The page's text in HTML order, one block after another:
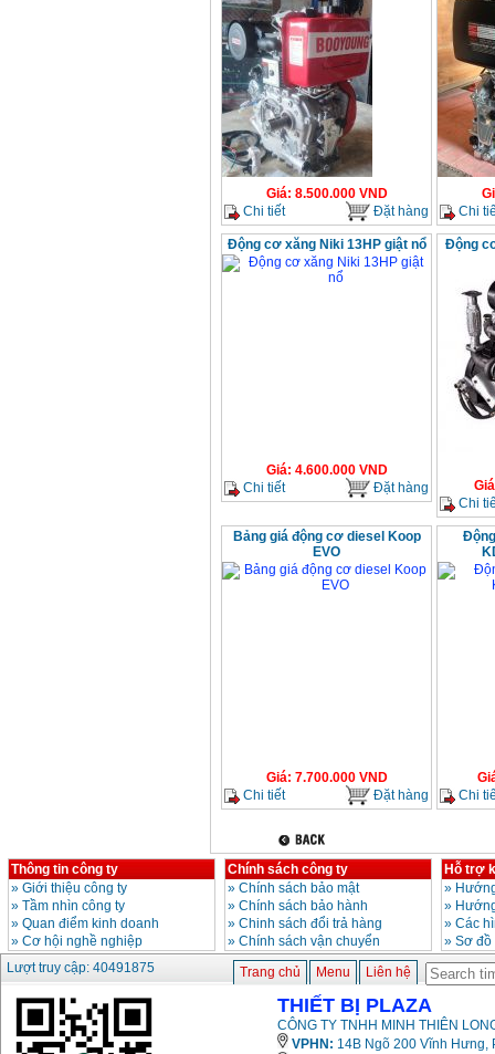
Giá: 8.500.000VND
Chi tiết
Đặt hàng
Chi
Động cơ xăng Niki 13HP giật nổ
Giá: 4.600.000VND
Chi tiết
Đặt hàng
Động
Giá
Chi
Bảng giá động cơ diesel Koop
EVO
Giá: 7.700.000VND
Chi tiết
Đặt hàng
Chi
Thông tin công ty
» Giới thiệu công ty
» Tầm nhìn công ty
» Quan điểm kinh doanh
» Cơ hội nghề nghiệp
Chính sách công ty
» Chính sách bảo mật
» Chính sách bảo hành
» Chinh sách đổi trả hàng
» Chính sách vận chuyển
Hỗ trợ
»
»
» Các
» Sơ
Lượt truy cập: 40491875
Trang chủ Menu Liên hệ
THIẾT BỊ PLAZA
CÔNG TY TNHH MINH THIÊN
VPHN: 14B Ngõ 200 Vĩnh Hưng,